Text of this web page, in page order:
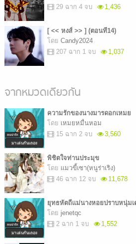
29 ฉาก 4 จบ
1,436
[ << หงส์ >> ] (ตอนที14)
โดย Candy2024
207 ฉาก 1 จบ
1,037
จากหมวดเดียวกัน
ความรักของนางมารดอกเหมย
โดย เหมยหมื่นหอม
15 ฉาก 2 จบ
3,560
พิชิตใจท่านประมุข
โดย แมวขี้เซา(หนูร่าเริง)
46 ฉาก 12 จบ
11,678
ยุทธหัตถีแม่นางหอยปราบหนุ่มเ
โดย jenetqc
2 ฉาก 1 จบ
1,552